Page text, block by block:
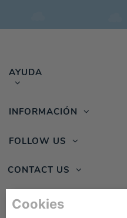
AYUDA
INFORMACIÓN
CONTACT US
Cookies
FOLLOW US